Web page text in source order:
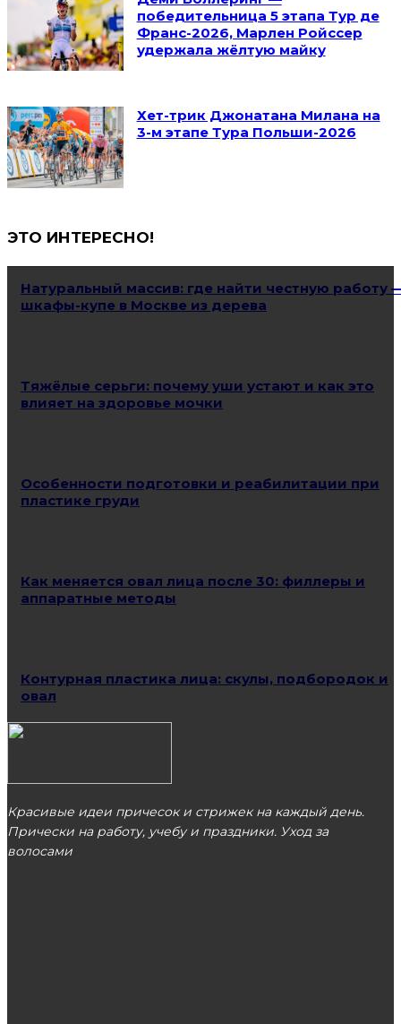
победительница 5 этапа Тур де
Франс-2026, Марлен Ройссер
удержала жёлтую майку
Хет-трик Джонатана Милана на
3-м этапе Тура Польши-2026
ЭТО ИНТЕРЕСНО!
Натуральный массив: где найти честную работу
шкафы-купе в Москве из дерева
Тяжёлые серьги: почему уши устают и как это
влияет на здоровье мочки
Особенности подготовки и реабилитации при
пластике груди
Как меняется овал лица после 30: филлеры и
аппаратные методы
Контурная пластика лица: скулы, подбородок и
овал
Красивые идеи причесок и стрижек на каждый день.
Прически на работу, учебу и праздники. Уход за
волосами